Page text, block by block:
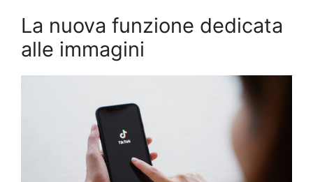
La nuova funzione dedicata
alle immagini